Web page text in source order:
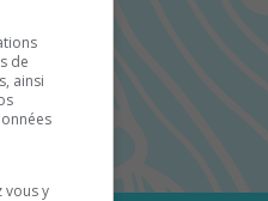
de
ainsi
vous y